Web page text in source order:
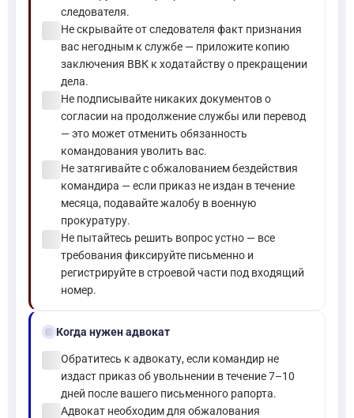
следователя.
Не скрывайте от следователя факт признания
вас негодным к службе — приложите копию
заключения ВВК к ходатайству о прекращении
дела.
Не подписывайте никаких документов о
согласии на продолжение службы или перевод
— это может отменить обязанность
командования уволить вас.
Не затягивайте с обжалованием бездействия
командира — если приказ не издан в течение
месяца, подавайте жалобу в военную
прокуратуру.
Не пытайтесь решить вопрос устно — все
требования фиксируйте письменно и
регистрируйте в строевой части под входящий
номер.
gavelКогда нужен адвокат
Обратитесь к адвокату, если командир не
издаст приказ об увольнении в течение 7–10
дней после вашего письменного рапорта.
Адвокат необходим для обжалования